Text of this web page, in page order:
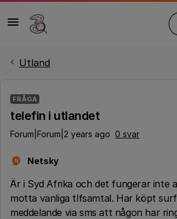
Utland
FRÅGA
telefin i utlandet
Forum|Forum|2 years ago 0 svar
N Netsky
Är i Syd Afrika och det fungerar inte
motta vanliga tlfsamtal. Har köpt
meddelande via sms att någon har